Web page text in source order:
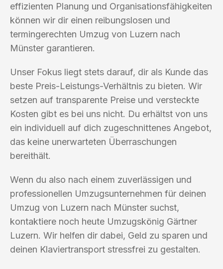
effizienten Planung und Organisationsfähigkeiten
können wir dir einen reibungslosen und
termingerechten Umzug von Luzern nach
Münster garantieren.
Unser Fokus liegt stets darauf, dir als Kunde das
beste Preis-Leistungs-Verhältnis zu bieten. Wir
setzen auf transparente Preise und versteckte
Kosten gibt es bei uns nicht. Du erhältst von uns
ein individuell auf dich zugeschnittenes Angebot,
das keine unerwarteten Überraschungen
bereithält.
Wenn du also nach einem zuverlässigen und
professionellen Umzugsunternehmen für deinen
Umzug von Luzern nach Münster suchst,
kontaktiere noch heute Umzugskönig Gärtner
Luzern. Wir helfen dir dabei, Geld zu sparen und
deinen Klaviertransport stressfrei zu gestalten.